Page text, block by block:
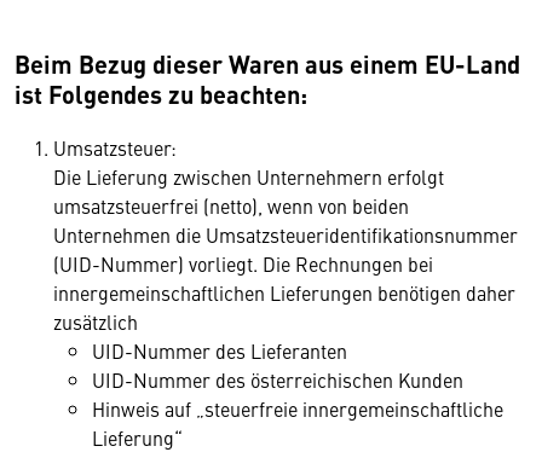
Beim Bezug dieser Waren aus einem EU-Land
ist Folgendes zu beachten:
Umsatzsteuer:
Die Lieferung zwischen Unternehmern erfolgt
umsatzsteuerfrei (netto), wenn von beiden
Unternehmen die Umsatzsteueridentifikationsnummer
(UID-Nummer) vorliegt. Die Rechnungen bei
innergemeinschaftlichen Lieferungen benötigen daher
zusätzlich
UID-Nummer des Lieferanten
UID-Nummer des österreichischen Kunden
Hinweis auf „steuerfreie innergemeinschaftliche
Lieferung“